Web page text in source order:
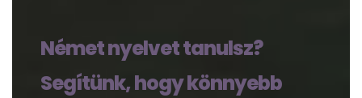
Német nyelvet tanulsz?
Segítünk, hogy könnyebb